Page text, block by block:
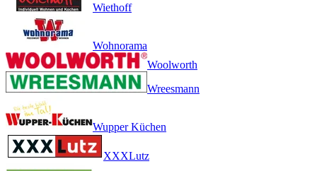
Wiethoff
Wohnorama
Woolworth
Wreesmann
Wupper Küchen
XXXLutz